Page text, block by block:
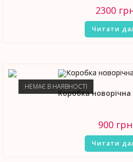
2300
Читати
НЕМАЄ В НАЯВНОСТІ
Коробка новорічна
900 грн
Читати